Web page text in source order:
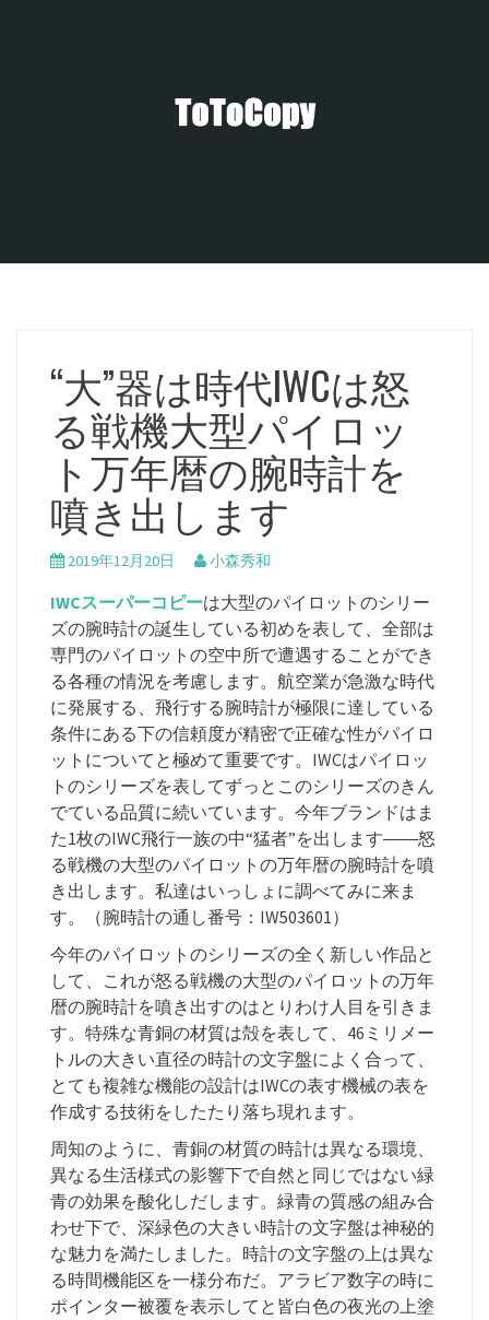
“大”器は時代IWCは怒
る戦機大型パイロッ
ト万年暦の腕時計を
噴き出します
2019年12月20日 小森秀和
IWCスーパーコピーは大型のパイロットのシリー
ズの腕時計の誕生している初めを表して、全部は
専門のパイロットの空中所で遭遇することができ
る各種の情況を考慮します。航空業が急激な時代
に発展する、飛行する腕時計が極限に達している
条件にある下の信頼度が精密で正確な性がパイロ
ットについてと極めて重要です。IWCはパイロッ
トのシリーズを表してずっとこのシリーズのきん
でている品質に続いています。今年ブランドはま
た1枚のIWC飛行一族の中“猛者”を出します――怒
る戦機の大型のパイロットの万年暦の腕時計を噴
き出します。私達はいっしょに調べてみに来ま
す。（腕時計の通し番号：IW503601）
今年のパイロットのシリーズの全く新しい作品と
して、これが怒る戦機の大型のパイロットの万年
暦の腕時計を噴き出すのはとりわけ人目を引きま
す。特殊な青銅の材質は殻を表して、46ミリメー
トルの大きい直径の時計の文字盤によく合って、
とても複雑な機能の設計はIWCの表す機械の表を
作成する技術をしたたり落ち現れます。
周知のように、青銅の材質の時計は異なる環境、
異なる生活様式の影響下で自然と同じではない緑
青の効果を酸化しだします。緑青の質感の組み合
わせ下で、深緑色の大きい時計の文字盤は神秘的
な魅力を満たしました。時計の文字盤の上は異な
る時間機能区を一様分布だ。アラビア数字の時に
ポインター被覆を表示してと皆白色の夜光の上塗